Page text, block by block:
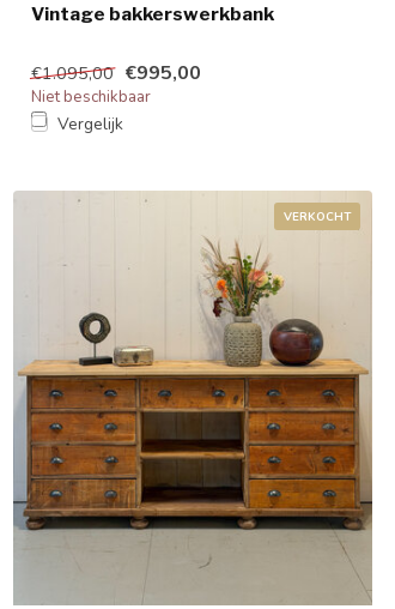
Vintage bakkerswerkbank
€1.095,00 €995,00
Niet beschikbaar
Vergelijk
VERKOCHT